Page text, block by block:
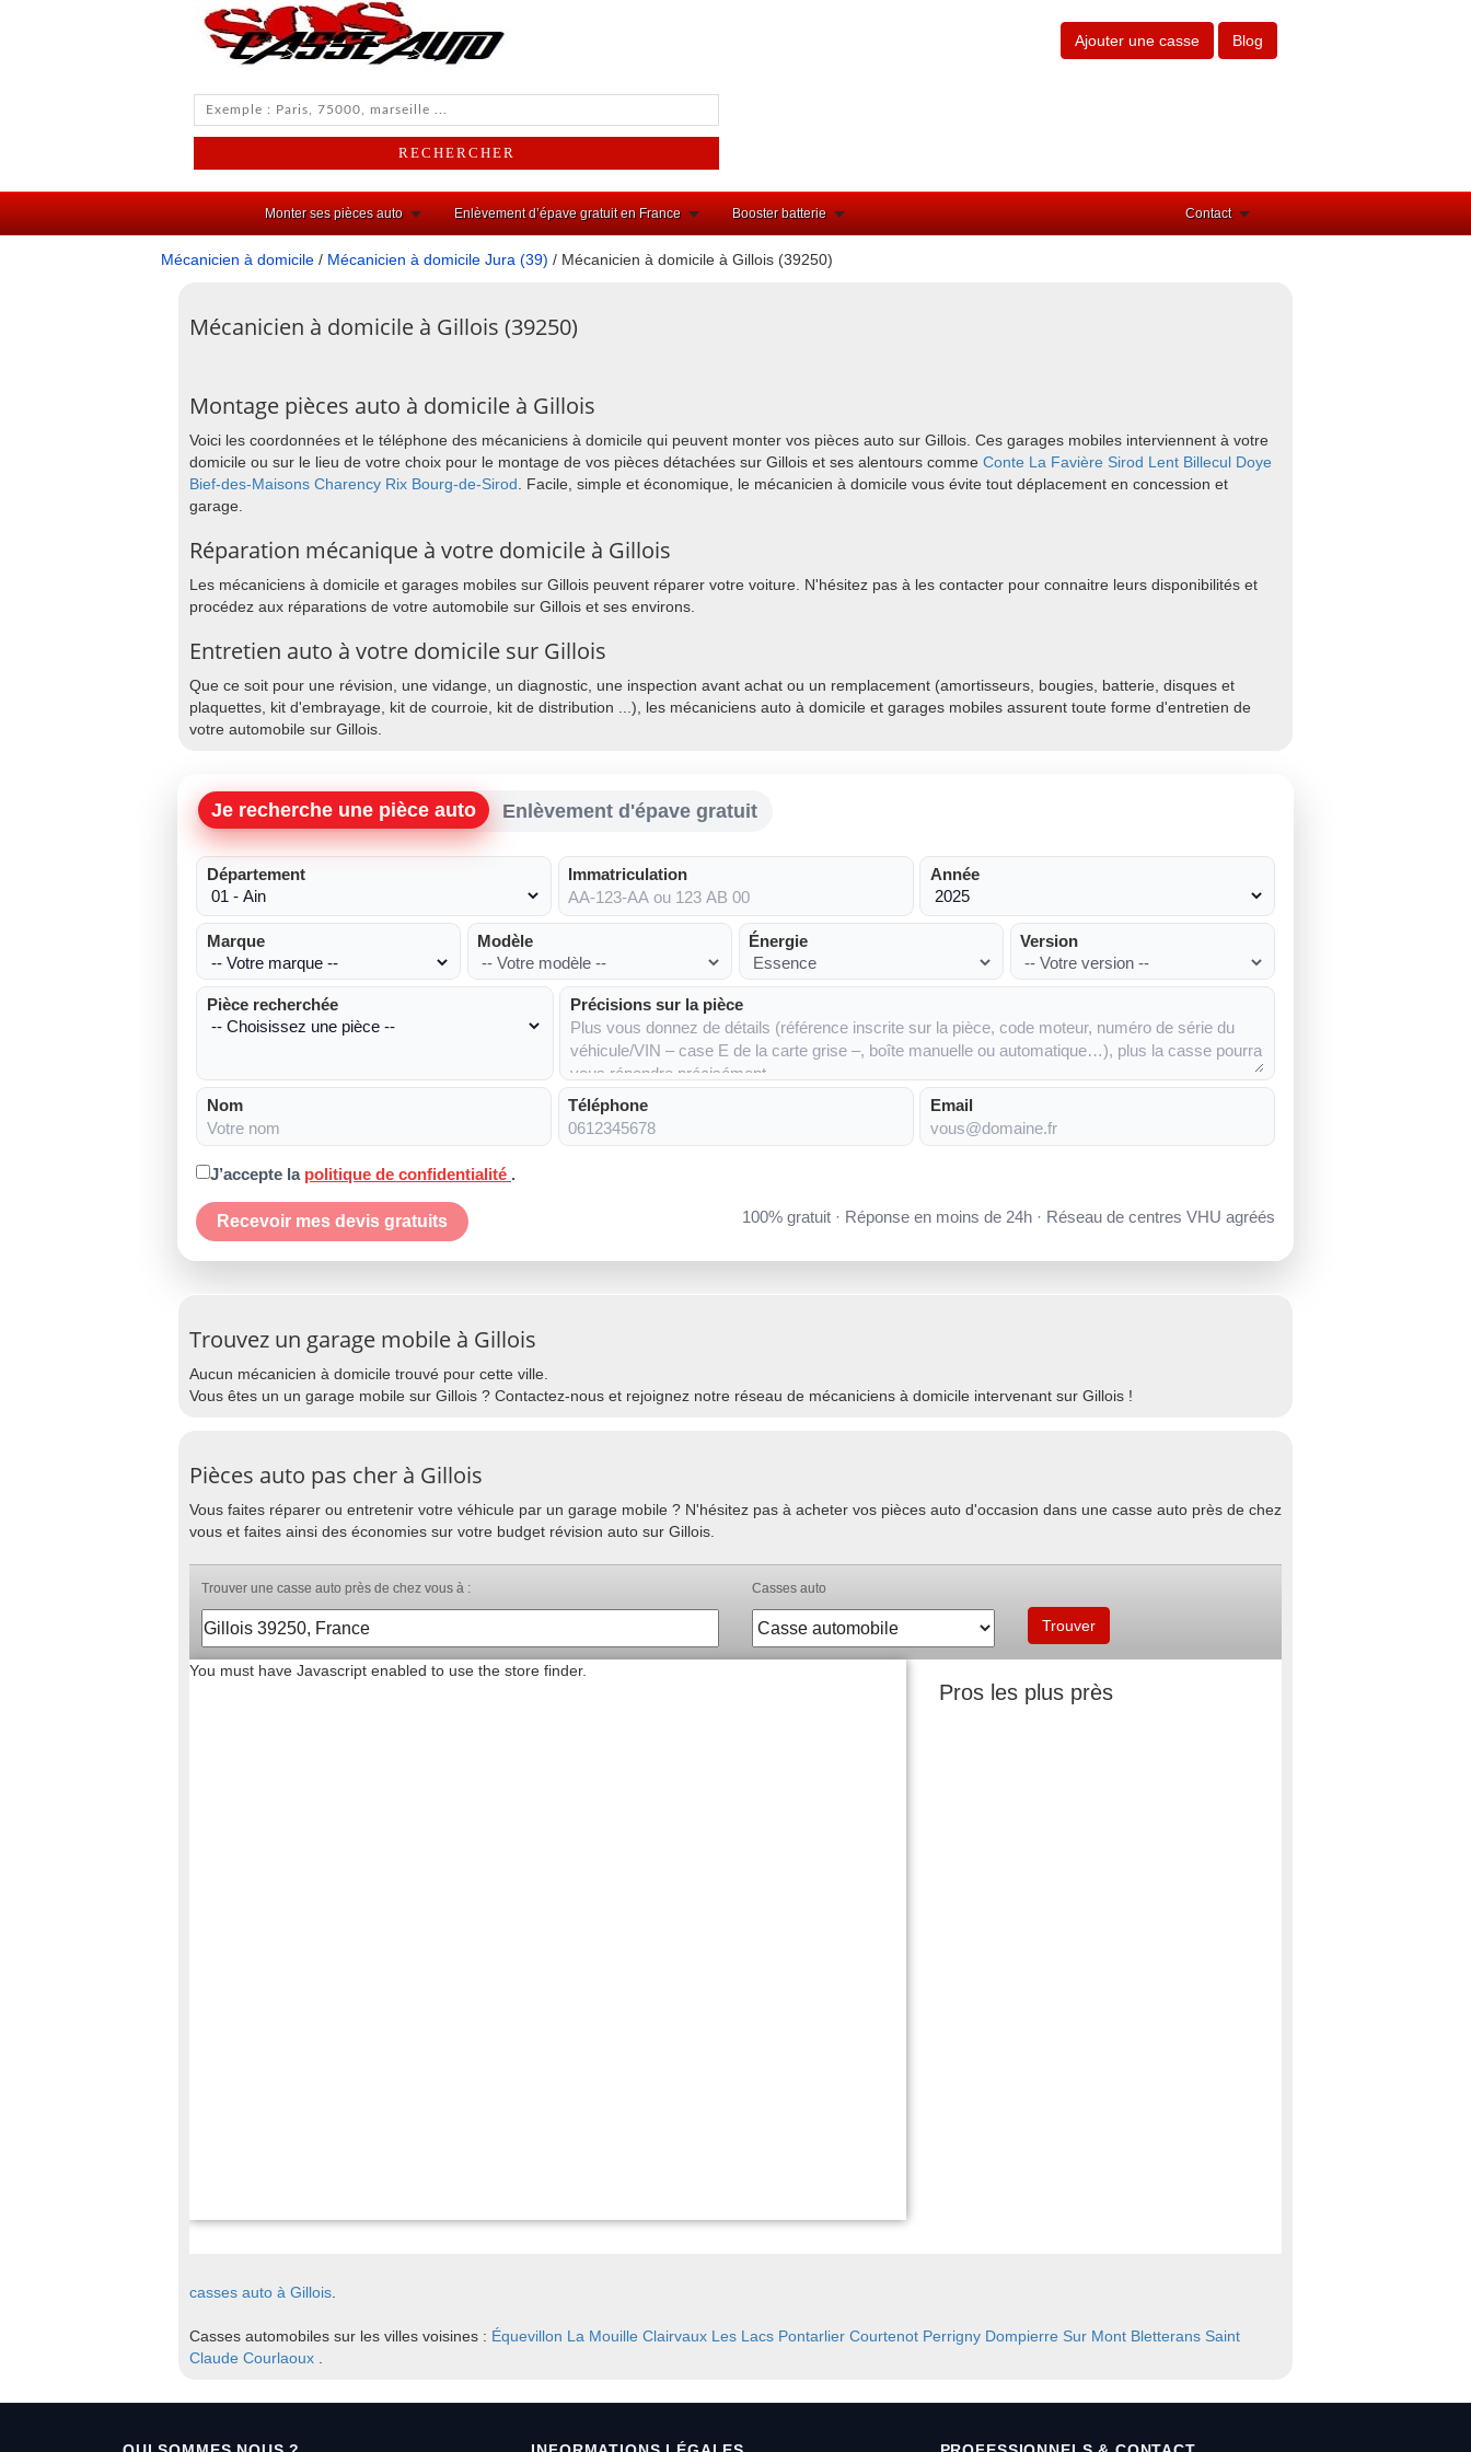
Ajouter une casse Blog
Monter ses pièces auto Enlèvement d’épave gratuit en France Booster batterie Contact
Mécanicien à domicile / Mécanicien à domicile Jura (39) / Mécanicien à domicile à Gillois (39250)
Mécanicien à domicile à Gillois (39250)
Montage pièces auto à domicile à Gillois
Voici les coordonnées et le téléphone des mécaniciens à domicile qui peuvent monter vos pièces auto sur Gillois. Ces garages mobiles interviennent à votre
domicile ou sur le lieu de votre choix pour le montage de vos pièces détachées sur Gillois et ses alentours comme Conte La Favière Sirod Lent Billecul Doye
Bief-des-Maisons Charency Rix Bourg-de-Sirod . Facile, simple et économique, le mécanicien à domicile vous évite tout déplacement en concession et
garage.
Réparation mécanique à votre domicile à Gillois
Les mécaniciens à domicile et garages mobiles sur Gillois peuvent réparer votre voiture. N'hésitez pas à les contacter pour connaitre leurs disponibilités et
procédez aux réparations de votre automobile sur Gillois et ses environs.
Entretien auto à votre domicile sur Gillois
Que ce soit pour une révision, une vidange, un diagnostic, une inspection avant achat ou un remplacement (amortisseurs, bougies, batterie, disques et
plaquettes, kit d'embrayage, kit de courroie, kit de distribution ...), les mécaniciens auto à domicile et garages mobiles assurent toute forme d'entretien de
votre automobile sur Gillois.
Je recherche une pièce auto Enlèvement d'épave gratuit
Département Immatriculation Année
Marque Modèle Énergie Version
Pièce recherchée Précisions sur la pièce
Nom Téléphone Email
J’accepte la politique de confidentialité .
Recevoir mes devis gratuits 100% gratuit · Réponse en moins de 24h · Réseau de centres VHU agréés
Trouvez un garage mobile à Gillois
Aucun mécanicien à domicile trouvé pour cette ville.
Vous êtes un un garage mobile sur Gillois ? Contactez-nous et rejoignez notre réseau de mécaniciens à domicile intervenant sur Gillois !
Pièces auto pas cher à Gillois
Vous faites réparer ou entretenir votre véhicule par un garage mobile ? N'hésitez pas à acheter vos pièces auto d'occasion dans une casse auto près de chez
vous et faites ainsi des économies sur votre budget révision auto sur Gillois.
casses auto à Gillois
Casses automobiles sur les villes voisines : Équevillon La Mouille Clairvaux Les Lacs Pontarlier Courtenot Perrigny Dompierre Sur Mont Bletterans Saint
Claude Courlaoux